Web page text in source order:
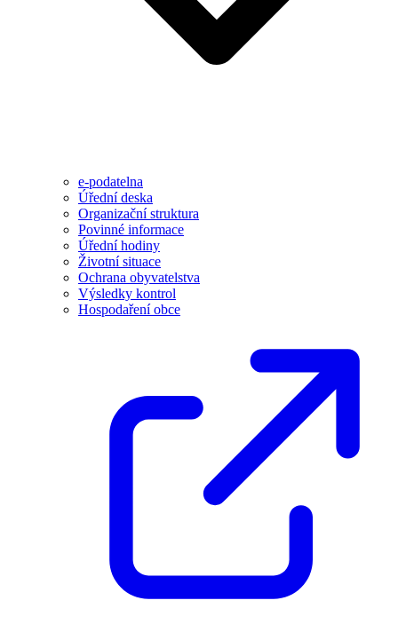
e-podatelna
Úřední deska
Organizační struktura
Povinné informace
Úřední hodiny
Životní situace
Ochrana obyvatelstva
Výsledky kontrol
Hospodaření obce